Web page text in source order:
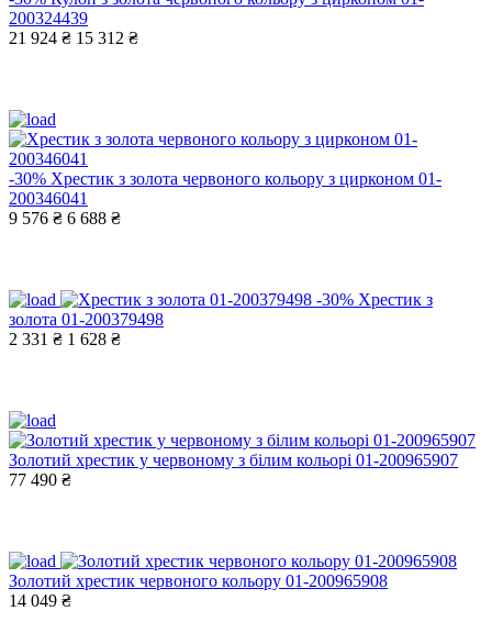
200324439
21 924 ₴ 15 312 ₴
-30% Хрестик з золота червоного кольору з цирконом 01-
200346041
9 576 ₴ 6 688 ₴
-30% Хрестик з
золота 01-200379498
2 331 ₴ 1 628 ₴
Золотий хрестик у червоному з білим кольорі 01-200965907
77 490 ₴
Золотий хрестик червоного кольору 01-200965908
14 049 ₴